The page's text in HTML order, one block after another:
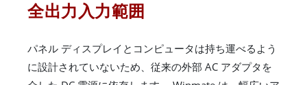
全出力入力範囲
パネル ディスプレイとコンピュータは持ち運べるよう
に設計されていないため、従来の外部 AC アダプタを